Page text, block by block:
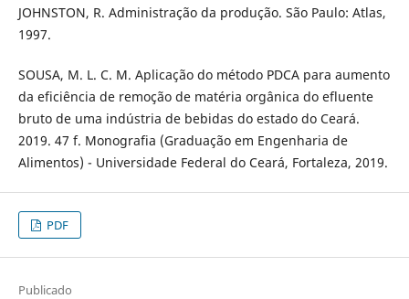
JOHNSTON, R. Administração da produção. São Paulo: Atlas,
1997.
SOUSA, M. L. C. M. Aplicação do método PDCA para aumento
da eficiência de remoção de matéria orgânica do efluente
bruto de uma indústria de bebidas do estado do Ceará.
2019. 47 f. Monografia (Graduação em Engenharia de
Alimentos) - Universidade Federal do Ceará, Fortaleza, 2019.
PDF
Publicado